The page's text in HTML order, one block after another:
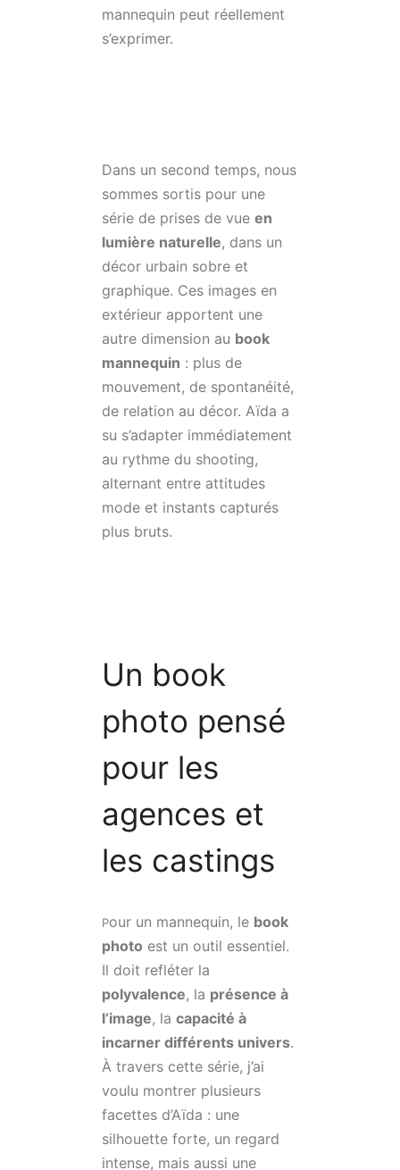
mannequin peut réellement
s’exprimer.
Dans un second temps, nous
sommes sortis pour une
série de prises de vue en
lumière naturelle, dans un
décor urbain sobre et
graphique. Ces images en
extérieur apportent une
autre dimension au book
mannequin : plus de
mouvement, de spontanéité,
de relation au décor. Aïda a
su s’adapter immédiatement
au rythme du shooting,
alternant entre attitudes
mode et instants capturés
plus bruts.
Un book
photo pensé
pour les
agences et
les castings
Pour un mannequin, le book
photo est un outil essentiel.
Il doit refléter la
polyvalence, la présence à
l’image, la capacité à
incarner différents univers.
À travers cette série, j’ai
voulu montrer plusieurs
facettes d’Aïda : une
silhouette forte, un regard
intense, mais aussi une